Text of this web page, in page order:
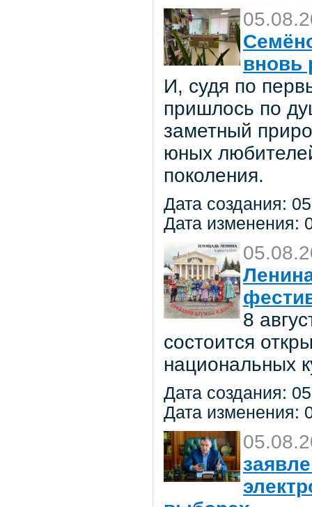
вновь
И, судя по
пришлось по
заметный
юных
поколения.
Дата создания:
Дата изменения:
8
состоится
национальных
Дата создания:
Дата изменения: